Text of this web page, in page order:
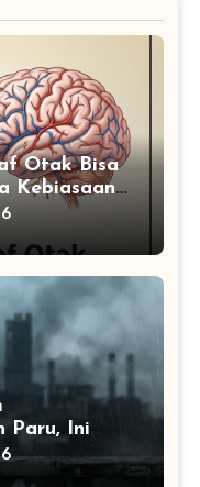
Otak Bisa
Kebiasaan
Paru, Ini
yang Wajib